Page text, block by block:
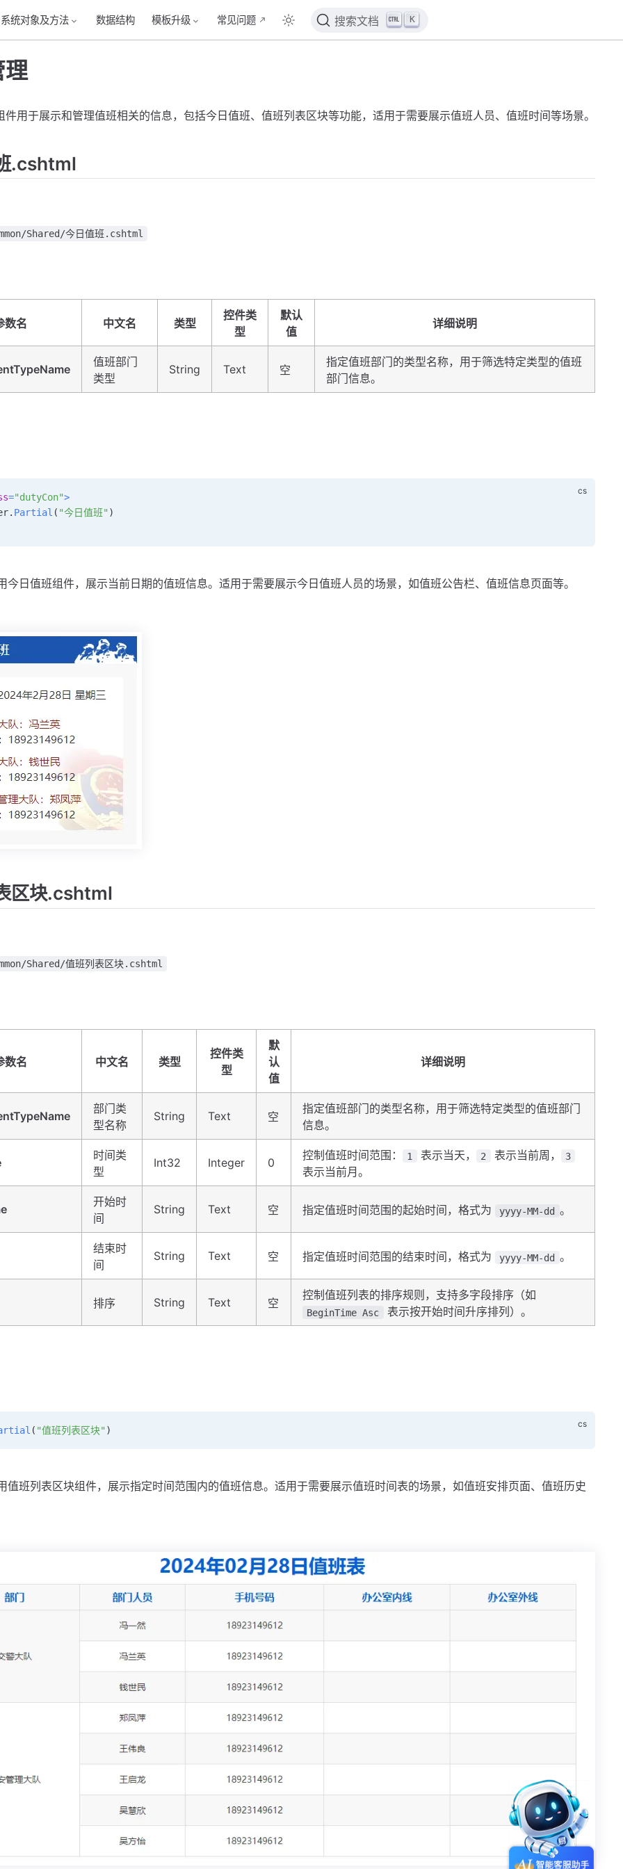
系统对象及方法 数据结构 模板升级 常见问题 搜索文档 K
理
件用于展示和管理值班相关的信息，包括今日值班、值班列表区块等功能，适用于需要展示值班人员、值班时间等场景。
.cshtml
Shared/今日值班.cshtml
数名 中文名 类型
控件类
型
默认
值
详细说明
值班部门
类型
String Text 空
指定值班部门的类型名称，用于筛选特定类型的值班
部门信息。
="dutyCon">
. Partial ( "今日值班" )
今日值班组件，展示当前日期的值班信息。适用于需要展示今日值班人员的场景，如值班公告栏、值班信息页面等。
区块.cshtml
Shared/值班列表区块.cshtml
数名 中文名 类型
控件类
型
默
认
值
详细说明
部门类
型名称
String Text 空
指定值班部门的类型名称，用于筛选特定类型的值班部门
信息。
时间类
型
Int32 Integer 0
控制值班时间范围： 1 表示当天， 2 表示当前周， 3
表示当前月。
开始时
间
String Text 空 指定值班时间范围的起始时间，格式为 yyyy-MM-dd 。
结束时
间
String Text 空 指定值班时间范围的结束时间，格式为 yyyy-MM-dd 。
排序 String Text 空
控制值班列表的排序规则，支持多字段排序（如
BeginTime Asc 表示按开始时间升序排列）。
( "值班列表区块" )
值班列表区块组件，展示指定时间范围内的值班信息。适用于需要展示值班时间表的场景，如值班安排页面、值班历史